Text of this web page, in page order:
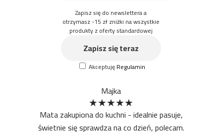
Faktura: lekko chropowata
materiał nie jest antypoślizgowy
rzeczywisty kolor maty może nieznacznie różnić się od
na początku mata może mieć specyficzny zapach - z racji
formy druku - jednak z czasem on ustanie
Zapisz się do newslettera a
otrzymasz -15 zł zniżki na wszystkie
produkty z oferty standardowej
Zapisz się teraz
AkceptujęRegulamin
Majka
★★★★★
Mata zakupiona do kuchni - idealnie pasuje,
świetnie się sprawdza na co dzień, polecam.